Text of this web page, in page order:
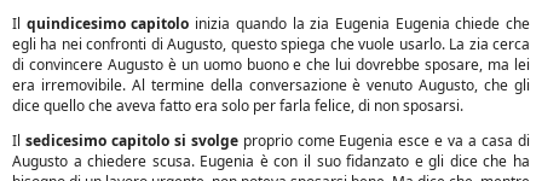
Il quindicesimo capitolo inizia quando la zia Eugenia Eugenia chiede che
egli ha nei confronti di Augusto, questo spiega che vuole usarlo. La zia cerca
di convincere Augusto è un uomo buono e che lui dovrebbe sposare, ma lei
era irremovibile. Al termine della conversazione è venuto Augusto, che gli
dice quello che aveva fatto era solo per farla felice, di non sposarsi.
Il sedicesimo capitolo si svolgeproprio come Eugenia esce e va a casa di
Augusto a chiedere scusa. Eugenia è con il suo fidanzato e gli dice che ha